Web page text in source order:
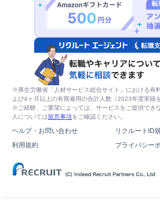
※厚生労働省「人材サービス総合サイト」における有
よび4ヶ月以上の有期雇用の合計人数（2023年度実績
※ご経験、ご要望によっては、サービスをご提供でき
人については留意事項をご確認ください。
ヘルプ・お問い合わせ
リクルートID
利用規約
プライバシー